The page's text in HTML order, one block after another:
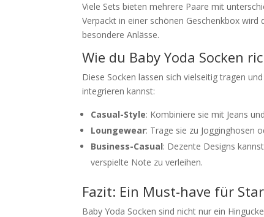
Viele Sets bieten mehrere Paare mit
Verpackt in einer schönen Geschenkbox
besondere Anlässe.
Wie du Baby Yoda Socken
Diese Socken lassen sich vielseitig tragen
integrieren kannst:
Casual-Style: Kombiniere sie mit Jeans
Loungewear: Trage sie zu Jogginghosen
Business-Casual: Dezente Designs
verspielte Note zu verleihen.
Fazit: Ein Must-have für
Baby Yoda Socken sind nicht nur ein